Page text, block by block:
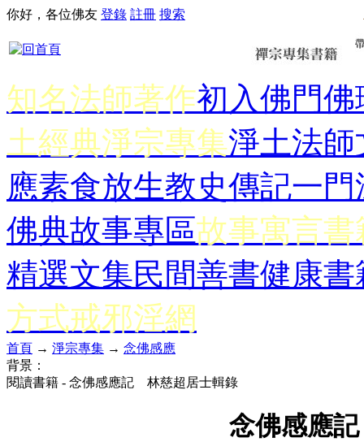
你好，各位佛友 登錄 註冊 搜索
知名法師著作初入佛門佛
土經典淨宗專集淨土法師
應素食放生教史傳記一門
佛典故事專區故事寓言書
精選文集民間善書健康書
方式戒邪淫網
首頁 → 淨宗專集 → 念佛感應
背景：
閱讀書籍 - 念佛感應記 林慈超居士輯錄
念佛感應